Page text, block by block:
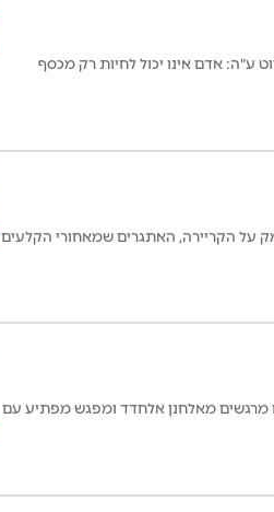
ע"ה: אדם אינו יכול לחיות רק מכסף
על הקריירה, האתגרים שמאחורי הקלעים
מרגשים מאלחנן אלחדד ומפגש מפתיע עם